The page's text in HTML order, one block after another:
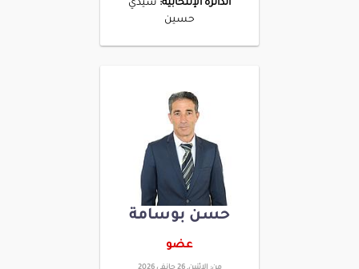
الدائرة الإنتخابيه: سيدي
حسين
حسن بوسامة
عضو